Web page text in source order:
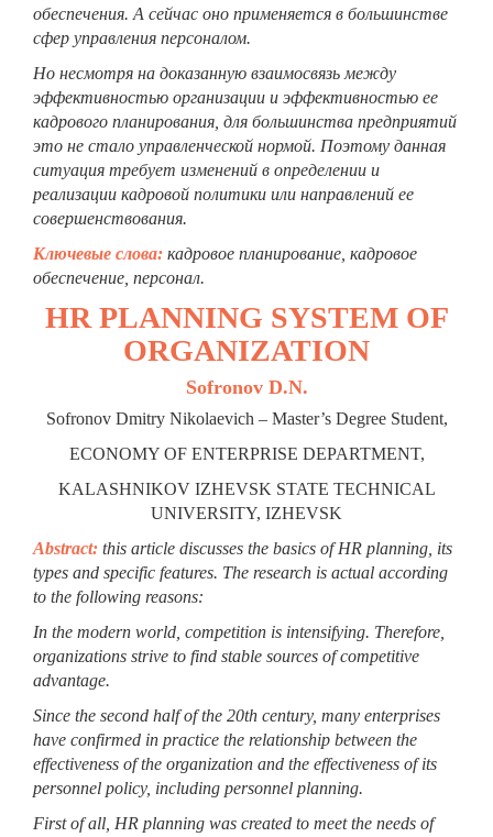
обеспечения. А сейчас оно применяется в большинстве
сфер управления персоналом.
Но несмотря на доказанную взаимосвязь между
эффективностью организации и эффективностью ее
кадрового планирования, для большинства предприятий
это не стало управленческой нормой. Поэтому данная
ситуация требует изменений в определении и
реализации кадровой политики или направлений ее
совершенствования.
Ключевые слова: кадровое планирование, кадровое
обеспечение, персонал.
HR PLANNING SYSTEM OF
ORGANIZATION
Sofronov D.N.
Sofronov Dmitry Nikolaevich – Master’s Degree Student,
ECONOMY OF ENTERPRISE DEPARTMENT,
KALASHNIKOV IZHEVSK STATE TECHNICAL
UNIVERSITY, IZHEVSK
Abstract: this article discusses the basics of HR planning, its
types and specific features. The research is actual according
to the following reasons:
In the modern world, competition is intensifying. Therefore,
organizations strive to find stable sources of competitive
advantage.
Since the second half of the 20th century, many enterprises
have confirmed in practice the relationship between the
effectiveness of the organization and the effectiveness of its
personnel policy, including personnel planning.
First of all, HR planning was created to meet the needs of